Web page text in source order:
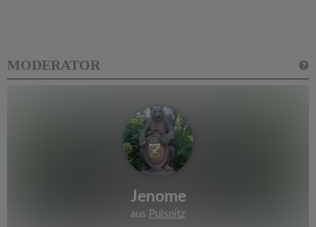
MODERATOR
Jenome
aus Pulsnitz